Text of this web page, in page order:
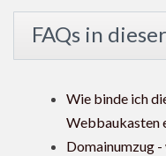
FAQs in
Wie binde ich
Webbaukasten
Domainumzug -